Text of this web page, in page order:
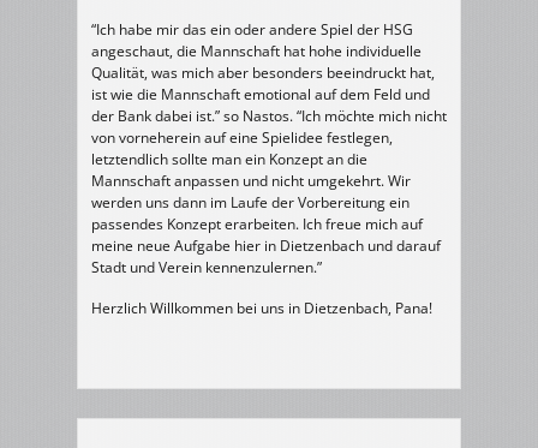
“Ich habe mir das ein oder andere Spiel der HSG
angeschaut, die Mannschaft hat hohe individuelle
Qualität, was mich aber besonders beeindruckt hat,
ist wie die Mannschaft emotional auf dem Feld und
der Bank dabei ist.” so Nastos. “Ich möchte mich nicht
von vorneherein auf eine Spielidee festlegen,
letztendlich sollte man ein Konzept an die
Mannschaft anpassen und nicht umgekehrt. Wir
werden uns dann im Laufe der Vorbereitung ein
passendes Konzept erarbeiten. Ich freue mich auf
meine neue Aufgabe hier in Dietzenbach und darauf
Stadt und Verein kennenzulernen.”
Herzlich Willkommen bei uns in Dietzenbach, Pana!